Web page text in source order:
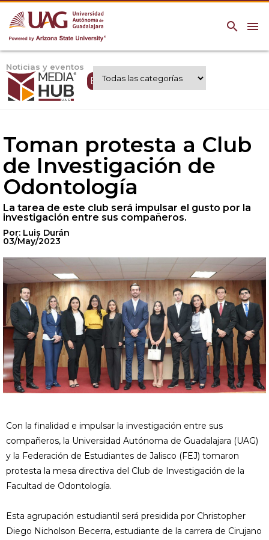
menu
search
Noticias y eventos
Expertos UAG
Toman protesta a Club
de Investigación de
Odontología
La tarea de este club será impulsar el gusto por la
investigación entre sus compañeros.
Por: Luis Durán
03/May/2023
Con la finalidad e impulsar la investigación entre sus
compañeros, la Universidad Autónoma de Guadalajara (UAG)
y la Federación de Estudiantes de Jalisco (FEJ) tomaron
protesta la mesa directiva del Club de Investigación de la
Facultad de Odontología.
Esta agrupación estudiantil será presidida por Christopher
Diego Nicholson Becerra, estudiante de la carrera de Cirujano